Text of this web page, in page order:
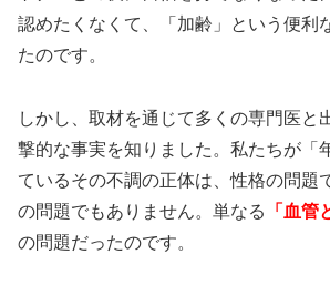
認めたくなくて、「加齢」という便利
たのです。
しかし、取材を通じて多くの専門医と
撃的な事実を知りました。私たちが「
ているその不調の正体は、性格の問題
の問題でもありません。単なる
「血管
の問題だったのです。